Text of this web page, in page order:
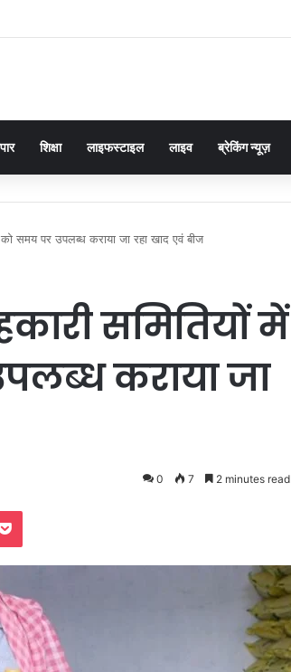
इंजन सरकार की सर्वोच्च प्राथमिकता केशव प्रसाद मौर्या
शिक्षा लाइफस्टाइल लाइव ब्रेकिंग न्यूज़
समय पर उपलब्ध कराया जा रहा खाद एवं बीज
समितियों में
कराया जा
0 7 2 minutes read